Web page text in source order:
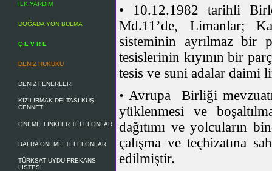
İLK YARDIM
DOĞADA YÖN BULMA
Ç E V R E
DENİZ HUKUKU
DENİZ FENERLERİ
KIZILIRMAK DELTASI KUŞ
CENNETİ
ÖNEMLİ LİNKLER TELEFONLAR
BAFRA ÖNEMLİ TELEFONLAR
TÜRKSAT UYDU FREKANS
LİSTESİ
• 10.12.1982 tarihli
Md.11’de, Limanlar;
sisteminin ayrılmaz bir
tesislerinin kıyının bir
tesis ve suni adalar daimi
• Avrupa Birliği
yüklenmesi ve
dağıtımı ve yolcuların
çalışma ve teçhizatına
edilmiştir.